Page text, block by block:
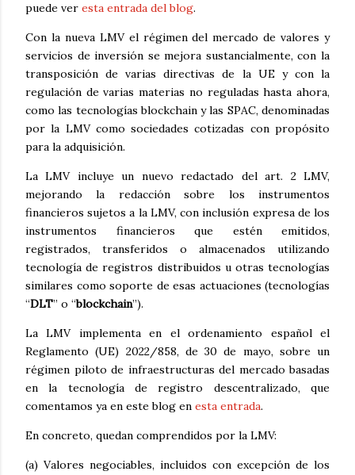
puede ver esta entrada del blog.
Con la nueva LMV el régimen del mercado de valores y
servicios de inversión se mejora sustancialmente, con la
transposición de varias directivas de la UE y con la
regulación de varias materias no reguladas hasta ahora,
como las tecnologías blockchain y las SPAC, denominadas
por la LMV como sociedades cotizadas con propósito
para la adquisición.
La LMV incluye un nuevo redactado del art. 2 LMV,
mejorando la redacción sobre los instrumentos
financieros sujetos a la LMV, con inclusión expresa de los
instrumentos financieros que estén emitidos,
registrados, transferidos o almacenados utilizando
tecnología de registros distribuidos u otras tecnologías
similares como soporte de esas actuaciones (tecnologías
“DLT” o “blockchain”).
La LMV implementa en el ordenamiento español el
Reglamento (UE) 2022/858, de 30 de mayo, sobre un
régimen piloto de infraestructuras del mercado basadas
en la tecnología de registro descentralizado, que
comentamos ya en este blog en esta entrada.
En concreto, quedan comprendidos por la LMV:
(a) Valores negociables, incluidos con excepción de los